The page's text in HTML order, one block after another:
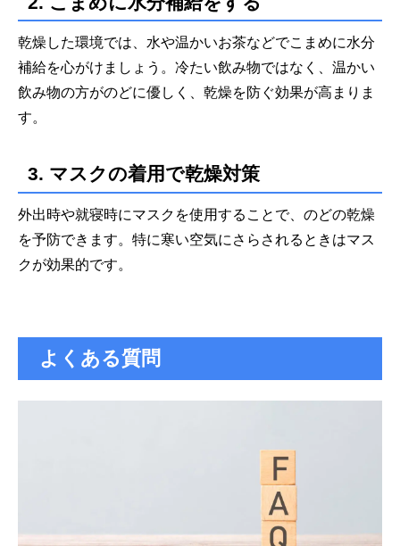
乾燥した環境では、水や温かいお茶などでこまめに水分
補給を心がけましょう。冷たい飲み物ではなく、温かい
飲み物の方がのどに優しく、乾燥を防ぐ効果が高まりま
す。
3. マスクの着用で乾燥対策
外出時や就寝時にマスクを使用することで、のどの乾燥
を予防できます。特に寒い空気にさらされるときはマス
クが効果的です。
よくある質問